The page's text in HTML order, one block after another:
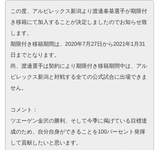
この度、アルビレックス新潟より渡邊泰基選手が期限付
き移籍にて加入することが決定しましたのでお知らせ致
します。
期限付き移籍期間は、2020年7月27日から2021年1月31
日までとなります。
尚、渡邊選手は契約により期限付き移籍期間中は、アル
ビレックス新潟と対戦する全ての公式試合に出場できま
せん。
コメント：
ツエーゲン金沢の勝利、そして今季に掲げている目標達
成のため、自分自身ができることを100パーセント発揮
して貢献したいと思います。